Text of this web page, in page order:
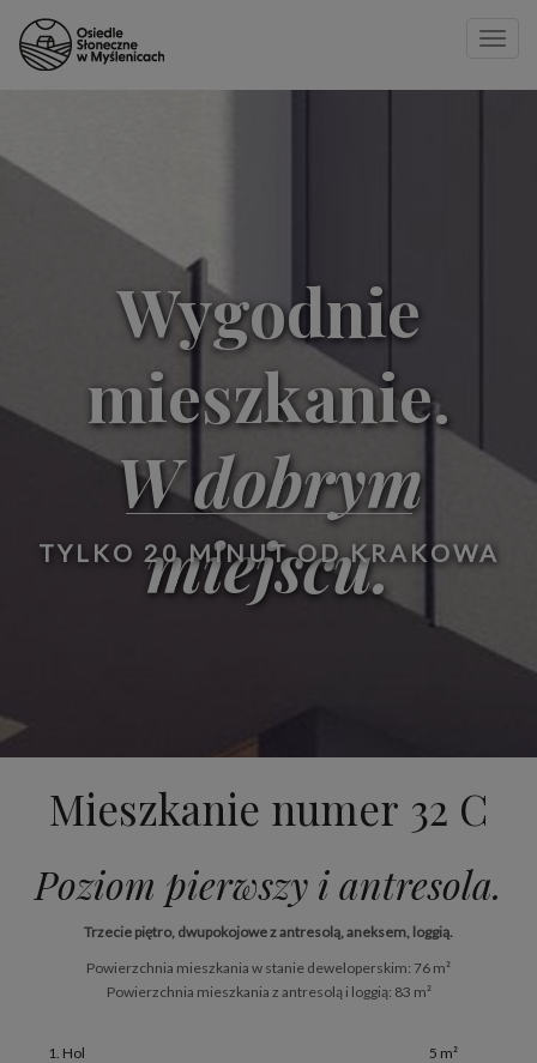
Toggle
Strona główna»32 C
Wygodnie
mieszkanie.
W dobrym
miejscu.
TYLKO 20 MINUT OD KRAKOWA
Mieszkanie numer 32 C
Poziom pierwszy i antresola.
Trzecie piętro, dwupokojowe z antresolą, aneksem, loggią.
Powierzchnia mieszkania w stanie deweloperskim: 76 m²
Powierzchnia mieszkania z antresolą i loggią: 83 m²
1. Hol
5 m²